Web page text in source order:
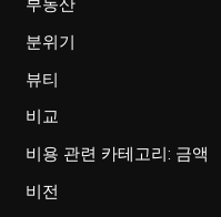
부동산
분위기
뷰티
비교
비용 관련 카테고리: 금액
비전